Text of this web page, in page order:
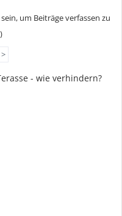
um Beiträge verfassen zu
- wie verhindern?